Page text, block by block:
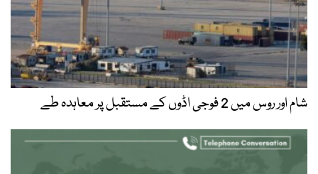
شام اور روس میں 2 فوجی اڈوں کے مستقبل پر معاہدہ طے